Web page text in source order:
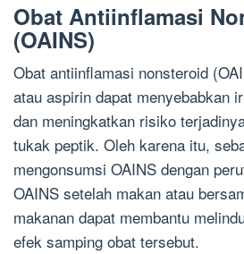
Obat Antiinflamasi
(OAINS)
Obat antiinflamasi nonsteroid
atau aspirin dapat menyebabkan
dan meningkatkan risiko
tukak peptik. Oleh karena itu,
mengonsumsi OAINS dengan
OAINS setelah makan atau
makanan dapat membantu
efek samping obat tersebut.